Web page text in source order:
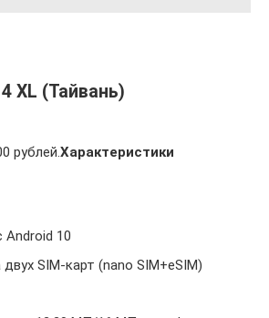
XL (Тайвань)
рублей. Характеристики
Android 10
SIM-карт (nano SIM+eSIM)